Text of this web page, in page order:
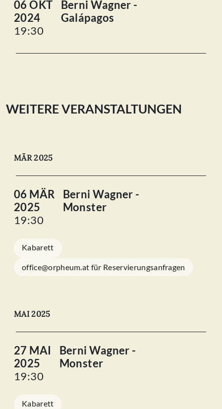
06 OKT
2024
19:30
Berni Wagner -
Galápagos
WEITERE VERANSTALTUNGEN
MÄR 2025
06 MÄR
2025
19:30
Berni Wagner -
Monster
Kabarett
office@orpheum.at für Reservierungsanfragen
MAI 2025
27 MAI
2025
19:30
Berni Wagner -
Monster
Kabarett